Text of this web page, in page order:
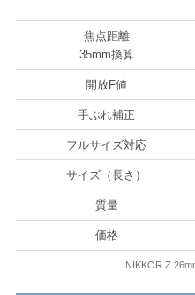
焦点距離
35mm換算
開放F値
手ぶれ補正
フルサイズ対応
サイズ（長さ）
質量
価格
NIKKOR Z